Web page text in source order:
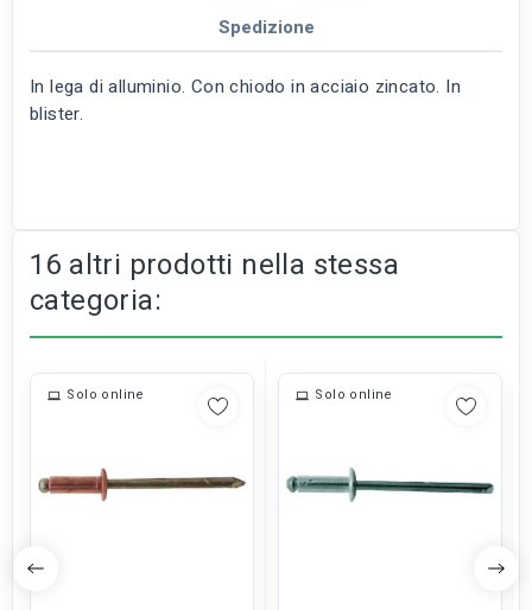
Spedizione
In lega di alluminio. Con chiodo in acciaio zincato. In
blister.
16 altri prodotti nella stessa
categoria:
Solo online Solo online